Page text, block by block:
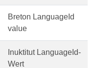
Breton LanguageId
value
Inuktitut LanguageId-
Wert